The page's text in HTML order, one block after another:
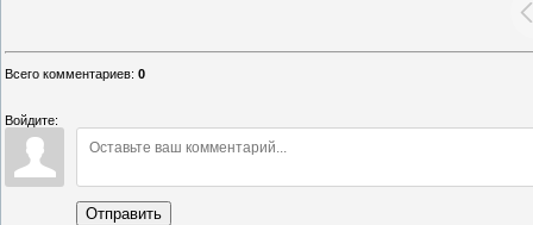
Всего комментариев: 0
Войдите:
Отправить